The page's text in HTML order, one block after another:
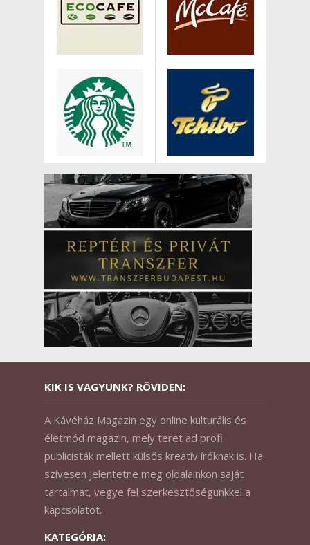
KIK IS VAGYUNK? RÖVIDEN:
A Kávéház Magazin egy online kulturális és
életmód magazin, mely teret ad profi
publicisták mellett külsős kreatív íróknak is. Ha
szívesen jelentetne meg oldalainkon saját
tartalmat, vegye fel szerkesztőségünkkel a
kapcsolatot.
KATEGÓRIA: